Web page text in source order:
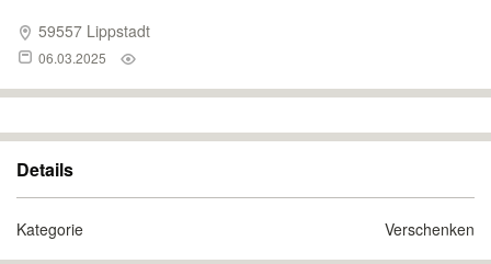
59557 Lippstadt
06.03.2025
Details
Kategorie Verschenken